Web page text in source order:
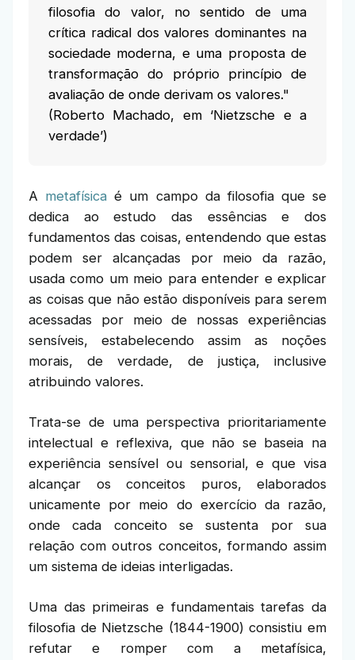
filosofia do valor, no sentido de uma
crítica radical dos valores dominantes na
sociedade moderna, e uma proposta de
transformação do próprio princípio de
avaliação de onde derivam os valores."
(Roberto Machado, em ‘Nietzsche e a
verdade’)
A metafísica é um campo da filosofia que se
dedica ao estudo das essências e dos
fundamentos das coisas, entendendo que estas
podem ser alcançadas por meio da razão,
usada como um meio para entender e explicar
as coisas que não estão disponíveis para serem
acessadas por meio de nossas experiências
sensíveis, estabelecendo assim as noções
morais, de verdade, de justiça, inclusive
atribuindo valores.
Trata-se de uma perspectiva prioritariamente
intelectual e reflexiva, que não se baseia na
experiência sensível ou sensorial, e que visa
alcançar os conceitos puros, elaborados
unicamente por meio do exercício da razão,
onde cada conceito se sustenta por sua
relação com outros conceitos, formando assim
um sistema de ideias interligadas.
Uma das primeiras e fundamentais tarefas da
filosofia de Nietzsche (1844-1900) consistiu em
refutar e romper com a metafísica,